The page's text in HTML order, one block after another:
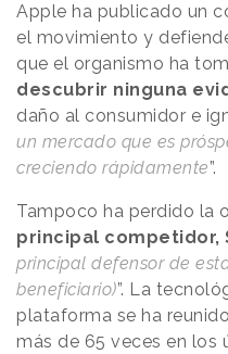
Apple ha publicado un
el movimiento y
que el organismo ha
descubrir ninguna
daño al consumidor e
un mercado que es
creciendo rápidamente”.
Tampoco ha perdido la
principal competidor,
principal defensor de
beneficiario)”. La
plataforma se ha
más de 65 veces en los